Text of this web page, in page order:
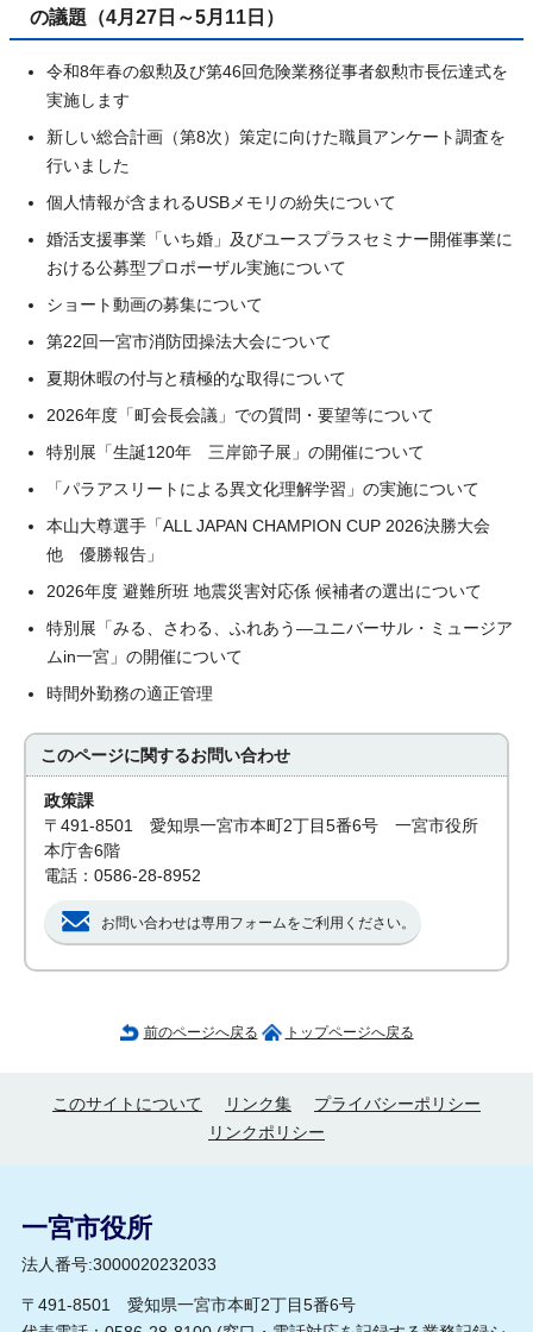
の議題（4月27日～5月11日）
令和8年春の叙勲及び第46回危険業務従事者叙勲市長伝達式を
実施します
新しい総合計画（第8次）策定に向けた職員アンケート調査を
行いました
個人情報が含まれるUSBメモリの紛失について
婚活支援事業「いち婚」及びユースプラスセミナー開催事業に
おける公募型プロポーザル実施について
ショート動画の募集について
第22回一宮市消防団操法大会について
夏期休暇の付与と積極的な取得について
2026年度「町会長会議」での質問・要望等について
特別展「生誕120年 三岸節子展」の開催について
「パラアスリートによる異文化理解学習」の実施について
本山大尊選手「ALL JAPAN CHAMPION CUP 2026決勝大会
他 優勝報告」
2026年度 避難所班 地震災害対応係 候補者の選出について
特別展「みる、さわる、ふれあう―ユニバーサル・ミュージア
ムin一宮」の開催について
時間外勤務の適正管理
このページに関するお問い合わせ
政策課
〒491-8501 愛知県一宮市本町2丁目5番6号 一宮市役所
本庁舎6階
電話：0586-28-8952
お問い合わせは専用フォームをご利用ください。
前のページへ戻る トップページへ戻る
このサイトについて リンク集
プライバシーポリシー
リンクポリシー
一宮市役所
法人番号:3000020232033
〒491-8501 愛知県一宮市本町2丁目5番6号